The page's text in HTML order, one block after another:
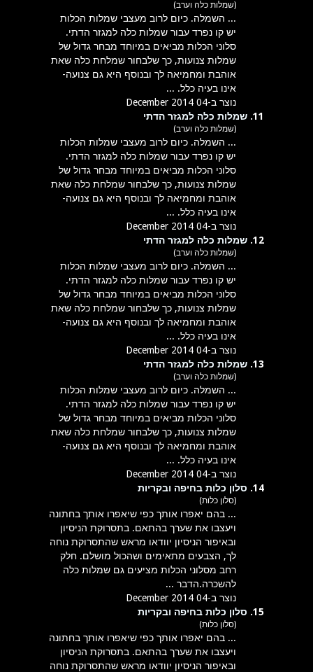
(שמלות כלה וערב)
... השמלה. כיום לרוב מעצבי שמלות הכלות
יש קו נפרד עבור שמלות כלה למגזר הדתי.
סלוני הכלות מביאים במיוחד מבחר גדול של
שמלות צנועות, כך שלבחור שמלחת כלה שאת
אוהבת ומחמיאה לך ובנוסף היא גם צנועה-
אינו בעיה כלל. ...
נוצר ב-04 December 2014
11. שמלות כלה למגזר הדתי
(שמלות כלה וערב)
... השמלה. כיום לרוב מעצבי שמלות הכלות
יש קו נפרד עבור שמלות כלה למגזר הדתי.
סלוני הכלות מביאים במיוחד מבחר גדול של
שמלות צנועות, כך שלבחור שמלחת כלה שאת
אוהבת ומחמיאה לך ובנוסף היא גם צנועה-
אינו בעיה כלל. ...
נוצר ב-04 December 2014
12. שמלות כלה למגזר הדתי
(שמלות כלה וערב)
... השמלה. כיום לרוב מעצבי שמלות הכלות
יש קו נפרד עבור שמלות כלה למגזר הדתי.
סלוני הכלות מביאים במיוחד מבחר גדול של
שמלות צנועות, כך שלבחור שמלחת כלה שאת
אוהבת ומחמיאה לך ובנוסף היא גם צנועה-
אינו בעיה כלל. ...
נוצר ב-04 December 2014
13. שמלות כלה למגזר הדתי
(שמלות כלה וערב)
... השמלה. כיום לרוב מעצבי שמלות הכלות
יש קו נפרד עבור שמלות כלה למגזר הדתי.
סלוני הכלות מביאים במיוחד מבחר גדול של
שמלות צנועות, כך שלבחור שמלחת כלה שאת
אוהבת ומחמיאה לך ובנוסף היא גם צנועה-
אינו בעיה כלל. ...
נוצר ב-04 December 2014
14. סלון כלות בחיפה ובקריות
(סלון כלות)
... בהם יאפרו אותך כפי שיאפרו אותך בחתונה
ויעצבו את שערך בהתאם. בתסרוקת הניסיון
ובאיפור הניסיון יוודאו מראש שהתסרוקת נוחה
לך, הצבעים מתאימים ושהכול מושלם. חלק
רחב מסלוני הכלות מציעים גם שמלות כלה
להשכרה.הדבר ...
נוצר ב-04 December 2014
15. סלון כלות בחיפה ובקריות
(סלון כלות)
... בהם יאפרו אותך כפי שיאפרו אותך בחתונה
ויעצבו את שערך בהתאם. בתסרוקת הניסיון
ובאיפור הניסיון יוודאו מראש שהתסרוקת נוחה